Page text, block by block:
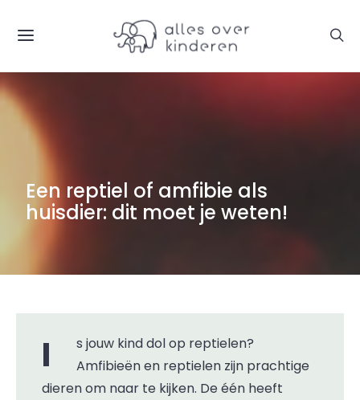
Een reptiel of amfibie als
huisdier: dit moet je weten!
Is jouw kind dol op reptielen?
Amfibieën en reptielen zijn prachtige
dieren om naar te kijken. De één heeft